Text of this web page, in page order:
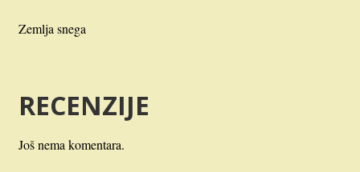
Zemlja snega
RECENZIJE
Još nema komentara.